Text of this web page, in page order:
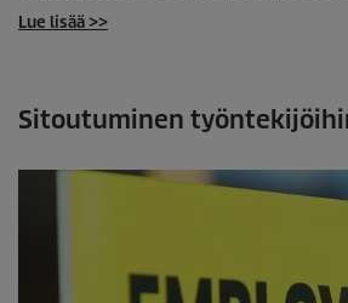
Lue lisää >>
Sitoutuminen